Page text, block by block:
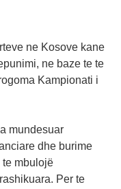
ne Kosove kane
ne baze te te
Kampionati i
mundesuar
dhe burime
te mbulojë
Per te